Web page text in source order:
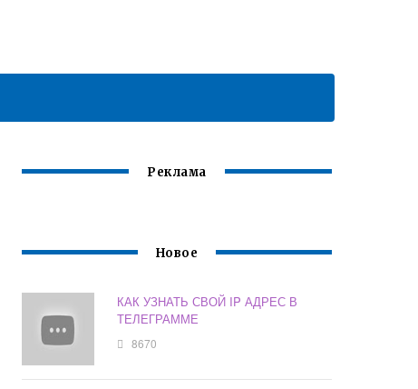
Реклама
Новое
КАК УЗНАТЬ СВОЙ IP АДРЕС В
ТЕЛЕГРАММЕ
8670